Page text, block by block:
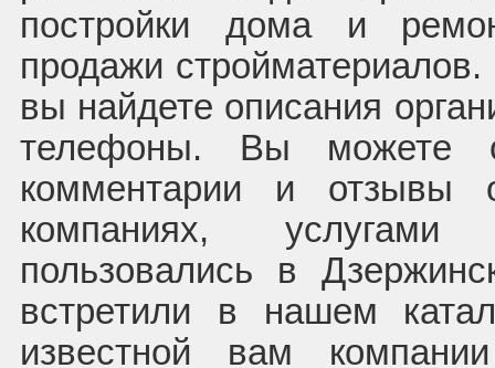
постройки дома и
продажи
вы найдете описания
телефоны. Вы можете
комментарии и отзывы
компаниях,
пользовались в
встретили в нашем
известной вам